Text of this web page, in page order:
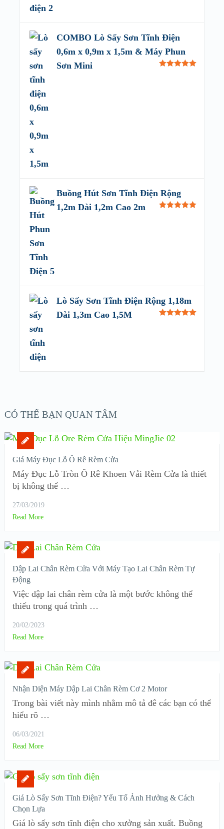
COMBO Lò Sấy Sơn Tĩnh Điện
0,6m x 0,9m x 1,5m & Máy Phun
Sơn Mini
Buồng Hút Sơn Tĩnh Điện Rộng
1,2m Dài 1,2m Cao 2m
Lò Sấy Sơn Tĩnh Điện Rộng 1,18m
Dài 1,3m Cao 1,5M
CÓ THỂ BẠN QUAN TÂM
Giá Máy Đục Lỗ Ô Rê Rèm Cửa
Máy Đục Lỗ Tròn Ô Rê Khoen Vải Rèm Cửa là thiết
bị không thể …
27/03/2019
Read More
Dập Lai Chân Rèm Cửa Với Máy Tạo Lai Chân Rèm Tự
Động
Việc dập lai chân rèm cửa là một bước không thể
thiếu trong quá trình …
20/02/2023
Read More
Nhận Diện Máy Dập Lai Chân Rèm Cơ 2 Motor
Trong bài viết này mình nhằm mô tả đê các bạn có thể
hiểu rõ …
06/03/2021
Read More
Giá Lò Sấy Sơn Tĩnh Điện? Yếu Tố Ảnh Hưởng & Cách
Chọn Lựa
Giá lò sấy sơn tĩnh điện cho xưởng sản xuất. Buồng